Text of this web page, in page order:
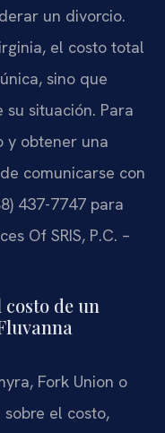
un divorcio.
el costo total
sino que
situación. Para
y obtener una
comunicarse con
437-7747 para
Of SRIS, P.C. –
de un
Fork Union o
el costo,